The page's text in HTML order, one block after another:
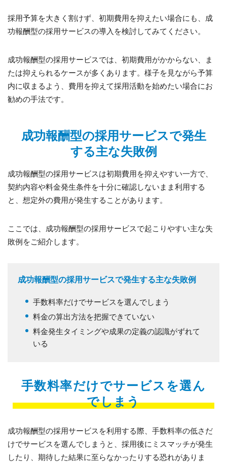
採用予算を大きく割けず、初期費用を抑えたい場合にも、成
功報酬型の採用サービスの導入を検討してみてください。
成功報酬型の採用サービスでは、初期費用がかからない、ま
たは抑えられるケースが多くあります。様子を見ながら予算
内に収まるよう、費用を抑えて採用活動を始めたい場合にお
勧めの手法です。
成功報酬型の採用サービスで発生
する主な失敗例
成功報酬型の採用サービスは初期費用を抑えやすい一方で、
契約内容や料金発生条件を十分に確認しないまま利用する
と、想定外の費用が発生することがあります。
ここでは、成功報酬型の採用サービスで起こりやすい主な失
敗例をご紹介します。
成功報酬型の採用サービスで発生する主な失敗例
手数料率だけでサービスを選んでしまう
料金の算出方法を把握できていない
料金発生タイミングや成果の定義の認識がずれて
いる
手数料率だけでサービスを選ん
でしまう
成功報酬型の採用サービスを利用する際、手数料率の低さだ
けでサービスを選んでしまうと、採用後にミスマッチが発生
したり、期待した結果に至らなかったりする恐れがありま